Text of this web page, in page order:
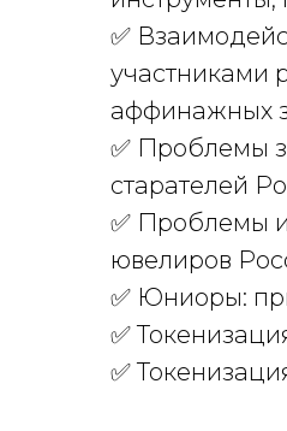
✅
участниками
аффинажных
✅ Проблемы
старателей
✅ Проблемы
ювелиров
✅ Юниоры:
✅
✅